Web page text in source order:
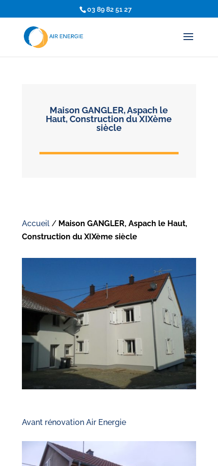
03 89 82 51 27
Maison GANGLER, Aspach le
Haut, Construction du XIXème
siècle
Accueil/ Maison GANGLER, Aspach le Haut,
Construction du XIXème siècle
Avant rénovation Air Energie